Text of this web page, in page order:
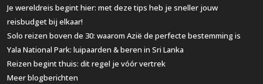
Je wereldreis begint hier: met deze tips heb je sneller jouw
reisbudget bij elkaar!
Solo reizen boven de 30: waarom Azië de perfecte bestemming is
Yala National Park: luipaarden & beren in Sri Lanka
Reizen begint thuis: dit regel je vóór vertrek
Meer blogberichten